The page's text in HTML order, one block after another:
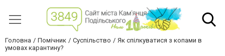
Головна Помічник Суспільство
Як спілкуватися з копами в
умовах карантину?